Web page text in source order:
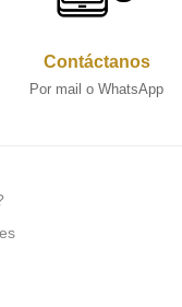
Contáctanos
Por mail o WhatsApp